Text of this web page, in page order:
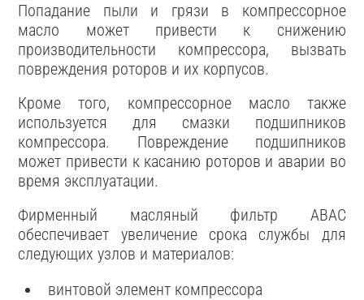
Попадание пыли и грязи в компрессорное
масло может привести к снижению
производительности компрессора, вызвать
повреждения роторов и их корпусов.
Кроме того, компрессорное масло также
используется для смазки подшипников
компрессора. Повреждение подшипников
может привести к касанию роторов и аварии во
время эксплуатации.
Фирменный масляный фильтр ABAC
обеспечивает увеличение срока службы для
следующих узлов и материалов:
винтовой элемент компрессора